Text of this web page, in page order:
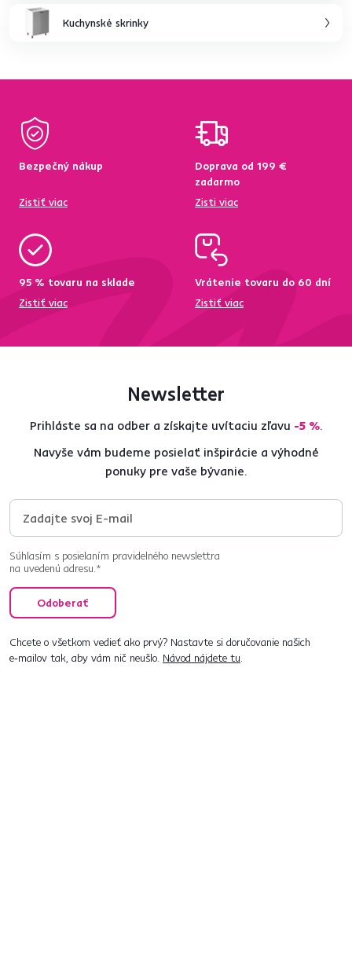
Kuchynské skrinky
Bezpečný nákup
Zistiť viac
Doprava od 199 €
zadarmo
Zisti viac
95 % tovaru na sklade
Zistiť viac
Vrátenie tovaru do 60 dní
Zistiť viac
Newsletter
Prihláste sa na odber a získajte uvítaciu zľavu -5 %.
Navyše vám budeme posielať inšpirácie a výhodné
ponuky pre vaše bývanie.
Súhlasím s posielaním pravidelného newslettra
na uvedenú adresu.*
Odoberať
Chcete o všetkom vedieť ako prvý? Nastavte si doručovanie našich
e‑mailov tak, aby vám nič neušlo. Návod nájdete tu.